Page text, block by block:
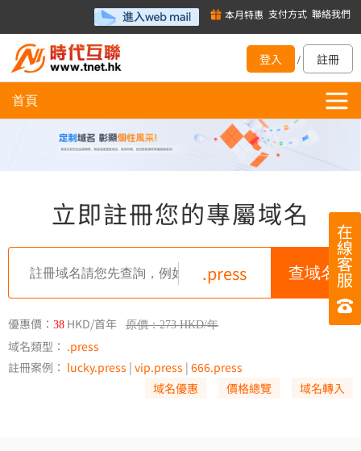
本月特惠 支付方式 聯絡我們
登入 / 註冊
在
線
客
服
首頁
立即註冊您的專屬域名
.press
優惠價： 38 HKD/首年 原價：273 HKD/年
域名類型： .press
註冊案例： lucky.press | vip.press | 666.press
域名優惠
價格總覽 域名轉入